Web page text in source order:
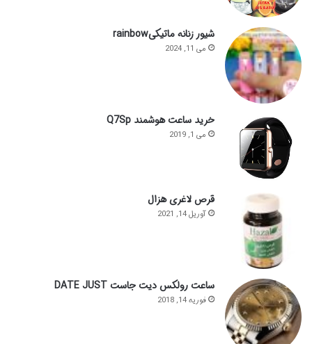
شیور زنانه ماتیکیrainbow
می 11, 2024
خرید ساعت هوشمند Q7Sp
می 1, 2019
قرص لاغری هزال
آوریل 14, 2021
ساعت رولکس دیت جاست DATE JUST
فوریه 14, 2018